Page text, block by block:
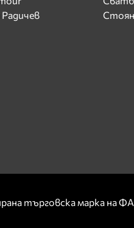
Стоян
търговска марка на